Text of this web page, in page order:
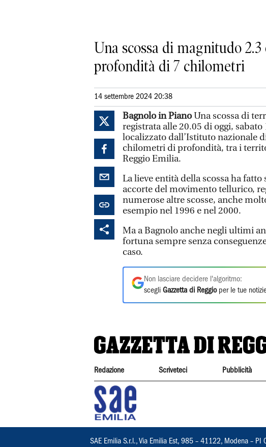
Una scossa di magnitudo
profondità di 7 chilometri
14 settembre 2024 20:38
Bagnolo in PianoUna scossa di
registrata alle 20.05 di oggi,
localizzato dall’Istituto nazionale
chilometri di profondità, tra i
Reggio Emilia.
La lieve entità della scossa ha
accorte del movimento tellurico,
numerose altre scosse, anche
esempio nel 1996 e nel 2000.
Ma a Bagnolo anche negli ultimi
fortuna sempre senza
caso.
Non lasciare decidere l'algoritmo:
scegli Gazzetta di Reggioper le tue
Redazione Scriveteci Pubblicità
SAE Emilia S.r.l., Via Emilia Est, 985 – 41122, Modena –